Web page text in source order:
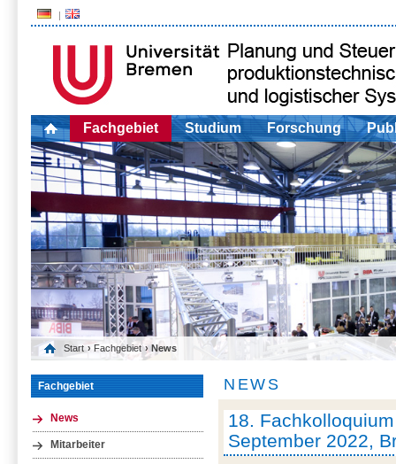
Fachgebiet Studium Forschung
Start › Fachgebiet › News
Fachgebiet
News
Mitarbeiter
NEWS
18.
September 2022,